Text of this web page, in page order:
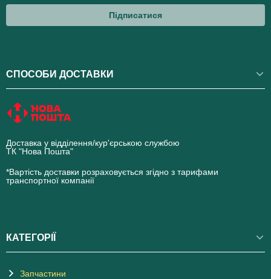
Підписатися
СПОСОБИ ДОСТАВКИ
Доставка у відділення/кур'єрською службою
ТК "Нова Пошта"
*Вартість доставки розраховується згідно з тарифами
транспортної компанії
КАТЕГОРІЇ
Запчастини